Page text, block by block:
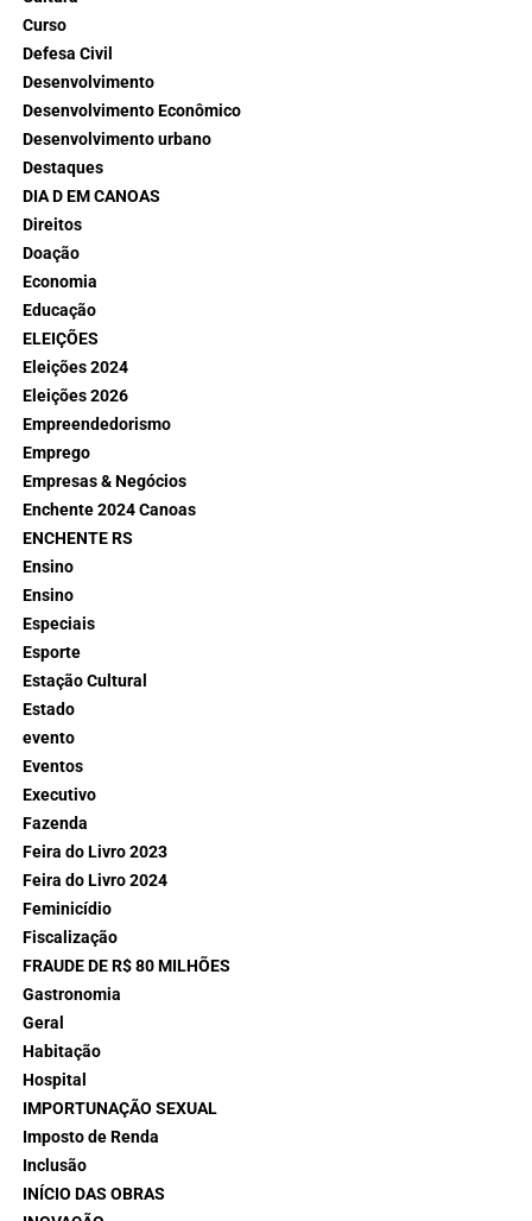
Curso
Defesa Civil
Desenvolvimento
Desenvolvimento Econômico
Desenvolvimento urbano
Destaques
DIA D EM CANOAS
Direitos
Doação
Economia
Educação
ELEIÇÕES
Eleições 2024
Eleições 2026
Empreendedorismo
Emprego
Empresas & Negócios
Enchente 2024 Canoas
ENCHENTE RS
Ensino
Ensino
Especiais
Esporte
Estação Cultural
Estado
evento
Eventos
Executivo
Fazenda
Feira do Livro 2023
Feira do Livro 2024
Feminicídio
Fiscalização
FRAUDE DE R$ 80 MILHÕES
Gastronomia
Geral
Habitação
Hospital
IMPORTUNAÇÃO SEXUAL
Imposto de Renda
Inclusão
INÍCIO DAS OBRAS